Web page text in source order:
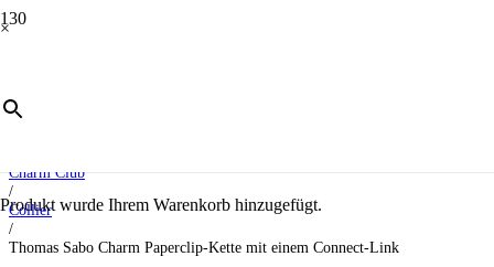
×
Produkt wurde Ihrem Warenkorb hinzugefügt.
Start
/
Charm Club
/
Collier
/
Thomas Sabo Charm Paperclip-Kette mit einem Connect-Link